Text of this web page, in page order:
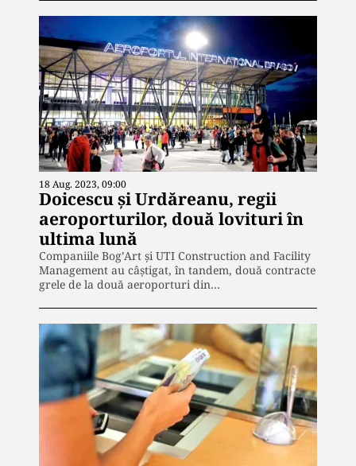
18 Aug. 2023, 09:00
Doicescu și Urdăreanu, regii
aeroporturilor, două lovituri în
ultima lună
Companiile Bog’Art și UTI Construction and Facility
Management au câștigat, în tandem, două contracte
grele de la două aeroporturi din…